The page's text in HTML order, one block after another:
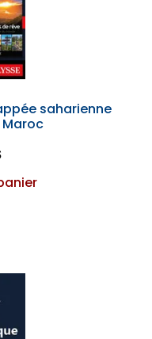
saharienne